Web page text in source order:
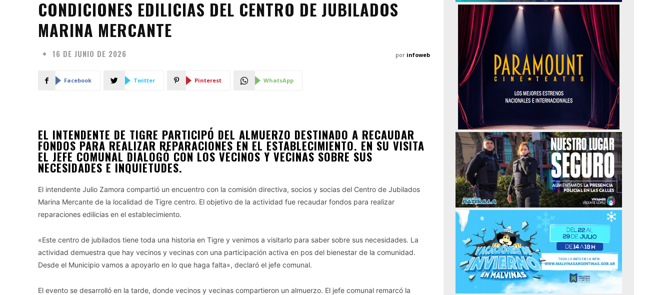
CONDICIONES EDILICIAS DEL CENTRO DE JUBILADOS
MARINA MERCANTE
16 DE JUNIO DE 2026 por infoweb
Facebook Twitter Pinterest WhatsApp
EL INTENDENTE DE TIGRE PARTICIPÓ DEL ALMUERZO DESTINADO A RECAUDAR
FONDOS PARA REALIZAR REPARACIONES EN EL ESTABLECIMIENTO. EN SU VISITA
EL JEFE COMUNAL DIALOGÓ CON LOS VECINOS Y VECINAS SOBRE SUS
NECESIDADES E INQUIETUDES.
El intendente Julio Zamora compartió un encuentro con la comisión directiva, socios y socias del Centro de Jubilados
Marina Mercante de la localidad de Tigre centro. El objetivo de la actividad fue recaudar fondos para realizar
reparaciones edilicias en el establecimiento.
«Este centro de jubilados tiene toda una historia en Tigre y venimos a visitarlo para saber sobre sus necesidades. La
actividad demuestra que hay vecinos y vecinas con una participación activa en pos del bienestar de la comunidad.
Desde el Municipio vamos a apoyarlo en lo que haga falta», declaró el jefe comunal.
El evento se desarrolló en la tarde, donde vecinos y vecinas compartieron un almuerzo. El jefe comunal remarcó la